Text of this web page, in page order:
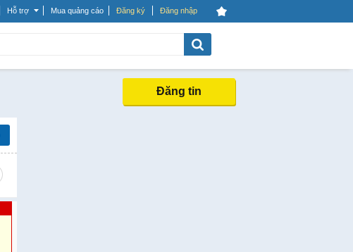
Hỗ trợ Mua quảng cáo Đăng ký Đăng nhập
Đăng tin